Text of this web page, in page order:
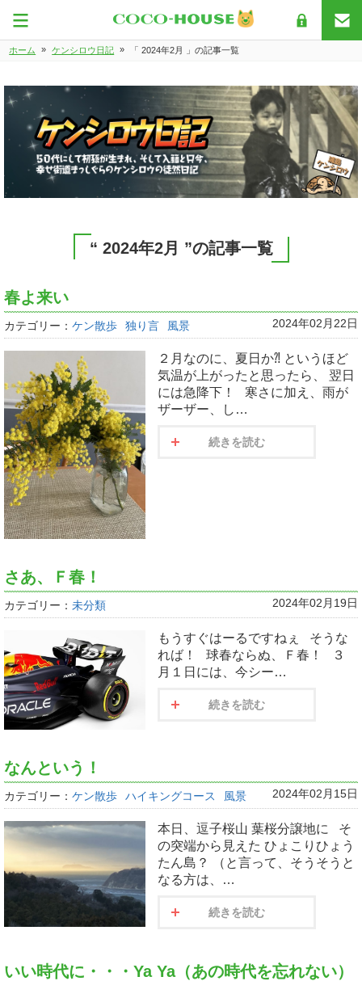
ホーム » ケンシロウ日記 » 「 2024年2月 」の記事一覧
“ 2024年2月 ”の記事一覧
春よ来い
カテゴリー： ケン散歩 独り言 風景 2024年02月22日
２月なのに、夏日か⁈ というほど
気温が上がったと思ったら、 翌日
には急降下！ 寒さに加え、雨が
ザーザー、し…
続きを読む
さあ、Ｆ春！
カテゴリー： 未分類 2024年02月19日
もうすぐはーるですねぇ そうな
れば！ 球春ならぬ、Ｆ春！ ３
月１日には、今シー…
続きを読む
なんという！
カテゴリー： ケン散歩 ハイキングコース 風景 2024年02月15日
本日、逗子桜山 葉桜分譲地に そ
の突端から見えた ひょこりひょう
たん島？ （と言って、そうそうと
なる方は、…
続きを読む
いい時代に・・・Ya Ya（あの時代を忘れない）